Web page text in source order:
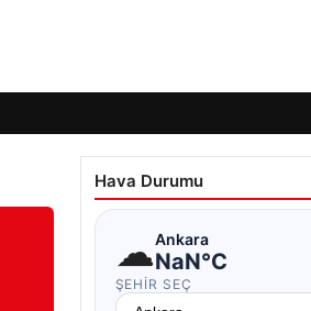
Hava Durumu
☁Ankara
NaN°C
ŞEHIR SEÇ